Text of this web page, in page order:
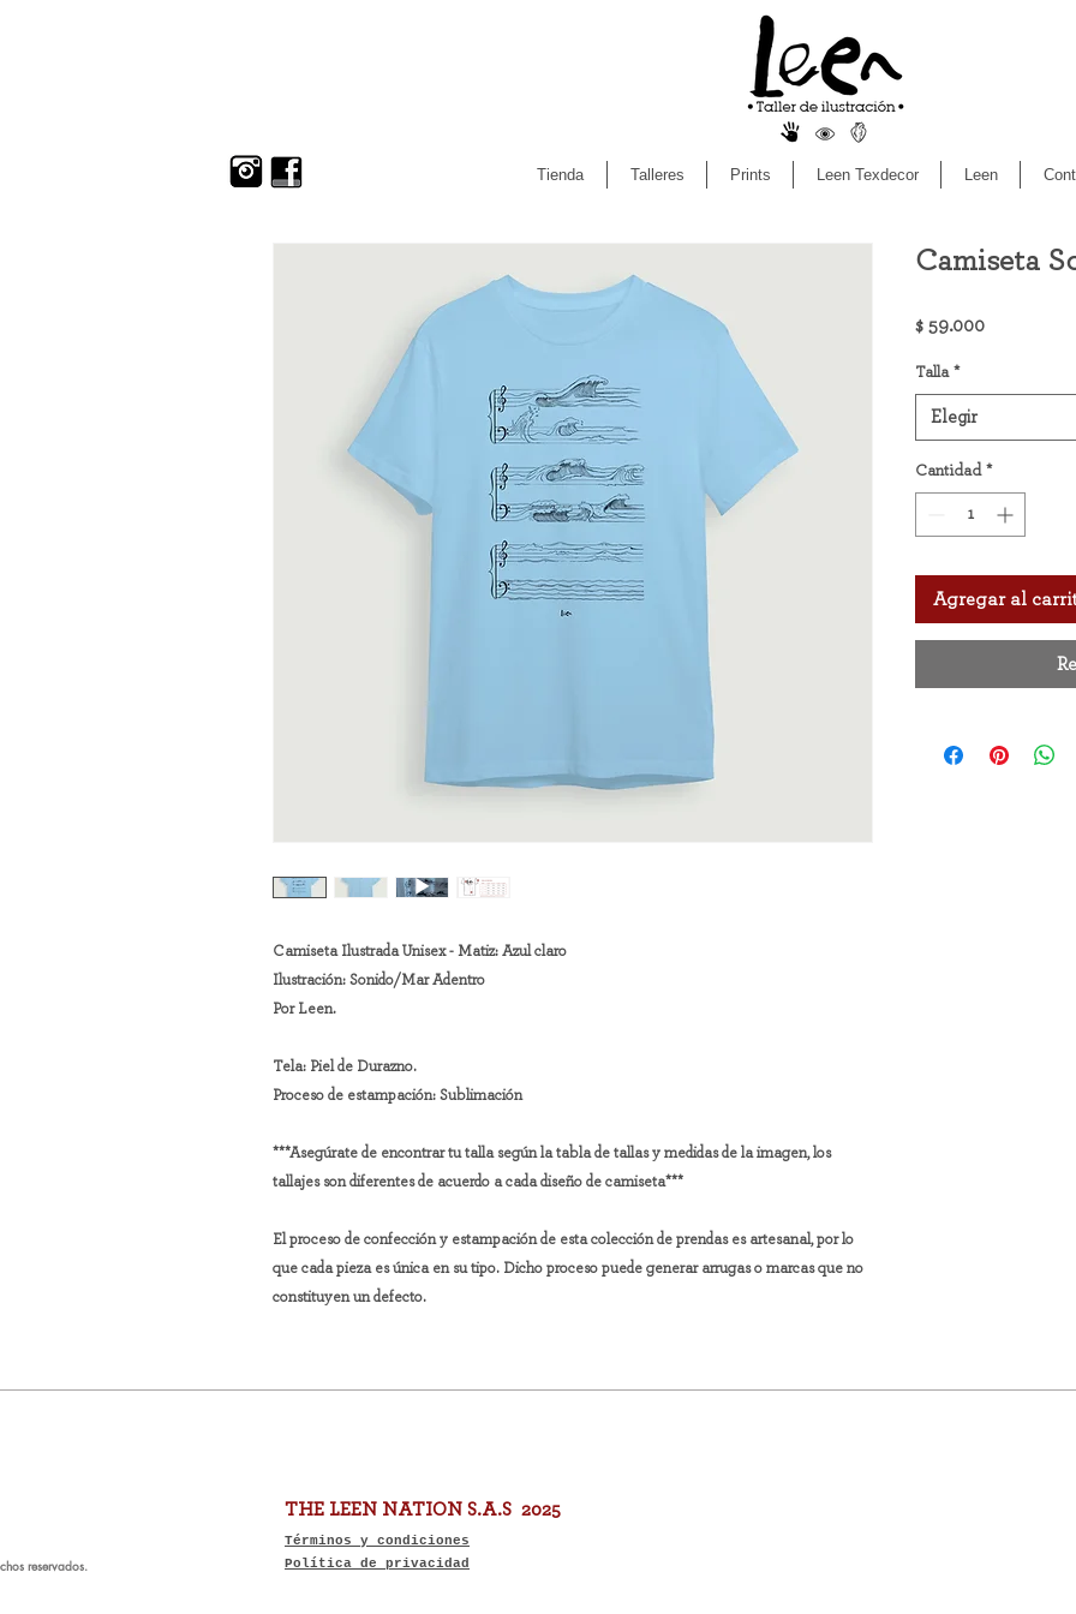
Tienda Talleres Prints Leen Texdecor Leen
Camiseta Ilustrada Unisex - Matiz: Azul claro
Ilustración: Sonido/Mar Adentro
Por Leen.
Tela: Piel de Durazno.
Proceso de estampación: Sublimación
***Asegúrate de encontrar tu talla según la tabla de tallas y medidas de la imagen, los
tallajes son diferentes de acuerdo a cada diseño de camiseta***
El proceso de confección y estampación de esta colección de prendas es artesanal, por lo
que cada pieza es única en su tipo. Dicho proceso puede generar arrugas o marcas que no
constituyen un defecto.
Camiseta
$ 59.000Precio
Talla *
Elegir
Cantidad *
Agregar al
reservados.
THE LEEN NATION S.A.S 2025
Términos y condiciones
Política de privacidad